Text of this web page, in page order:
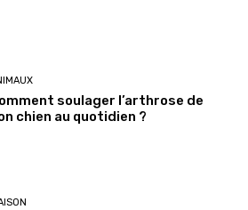
soulager l’arthrose de
chien au quotidien ?